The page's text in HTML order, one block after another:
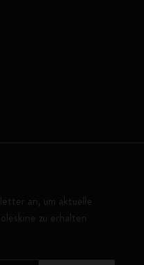
an, um aktuelle
zu erhalten